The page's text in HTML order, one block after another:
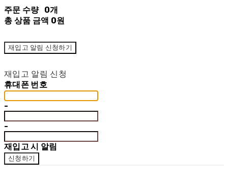
주문 수량 0개
총 상품 금액 0원
재입고 알림 신청하기
재입고 알림 신청
휴대폰 번호
-
-
재입고 시 알림
신청하기